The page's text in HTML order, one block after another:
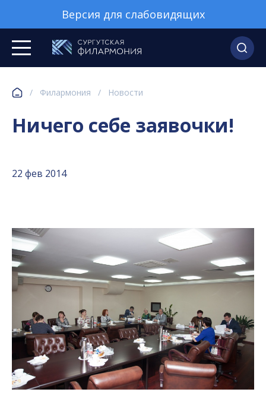
Версия для слабовидящих
/ Филармония / Новости
Ничего себе заявочки!
22 фев 2014